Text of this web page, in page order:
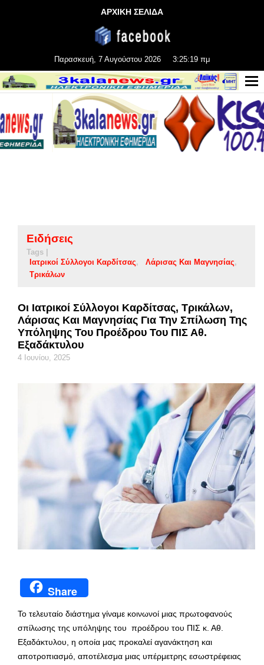
ΑΡΧΙΚΗ ΣΕΛΙΔΑ
Παρασκευή, 7 Αυγούστου 2026 3:25:19 πμ
Ειδήσεις
Tags |
Ιατρικοί Σύλλογοι Καρδίτσας
Λάρισας Και Μαγνησίας
Τρικάλων
Oι Ιατρικοί Σύλλογοι Καρδίτσας, Τρικάλων,
Λάρισας Και Μαγνησίας Για Την Σπίλωση Της
Υπόληψης Του Προέδρου Του ΠΙΣ Αθ.
Εξαδάκτυλου
4 Ιουνίου, 2025
Share
Το τελευταίο διάστημα γίναμε κοινωνοί μιας πρωτοφανούς
σπίλωσης της υπόληψης του προέδρου του ΠΙΣ κ. Αθ.
Εξαδάκτυλου, η οποία μας προκαλεί αγανάκτηση και
αποτροπιασμό, αποτέλεσμα μιας υπέρμετρης εσωστρέφειας